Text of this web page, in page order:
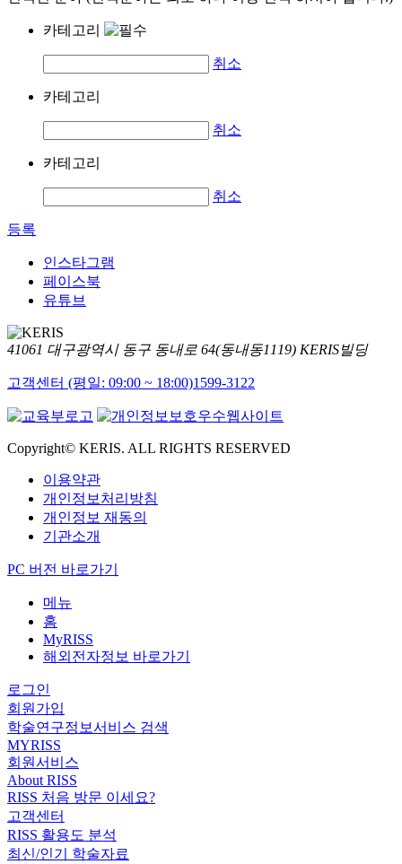
카테고리
취소
카테고리
취소
카테고리
취소
등록
인스타그램
페이스북
유튜브
41061 대구광역시 동구 동내로 64(동내동1119) KERIS빌딩
고객센터 (평일: 09:00 ~ 18:00)1599-3122
Copyright© KERIS. ALL RIGHTS RESERVED
이용약관
개인정보처리방침
개인정보 재동의
기관소개
PC 버전 바로가기
메뉴
홈
MyRISS
해외전자정보 바로가기
로그인
회원가입
학술연구정보서비스 검색
MYRISS
회원서비스
About RISS
RISS 처음 방문 이세요?
고객센터
RISS 활용도 분석
최신/인기 학술자료